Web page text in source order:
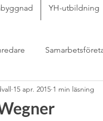
YH-utbildning
Samarbetspartner
15 apr. 2015 1 min läsning